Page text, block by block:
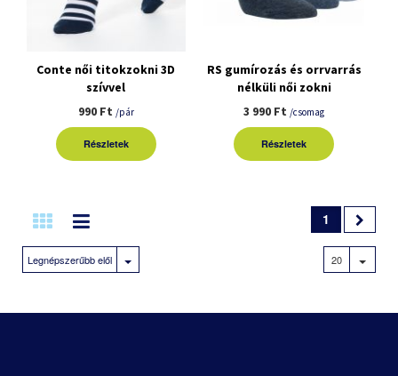
Conte női titokzokni 3D
szívvel
990 Ft /pár
Részletek
RS gumírozás és orrvarrás
nélküli női zokni
3pár/csomag
3 990 Ft /csomag
Részletek
1
Legnépszerűbb elől 20